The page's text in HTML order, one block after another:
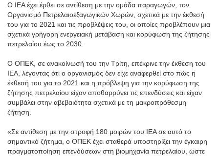
Ο IEA έχει έρθει σε αντίθεση με την ομάδα παραγωγών, τον
Οργανισμό Πετρελαιοεξαγωγικών Χωρών, σχετικά με την έκθεσή
του για το 2021 και τις προβλέψεις του, οι οποίες προβλέπουν μια
σχετικά γρήγορη ενεργειακή μετάβαση και κορύφωση της ζήτησης
πετρελαίου έως το 2030.
Ο ΟΠΕΚ, σε ανακοίνωσή του την Τρίτη, επέκρινε την έκθεση του
IEA, λέγοντας ότι ο οργανισμός δεν είχε αναφερθεί στο πώς η
έκθεσή του για το 2021 και η πρόβλεψη για την κορύφωση της
ζήτησης πετρελαίου είχαν αποθαρρύνει τις επενδύσεις και είχαν
συμβάλει στην αβεβαιότητα σχετικά με τη μακροπρόθεσμη
ζήτηση.
«Σε αντίθεση με την στροφή 180 μοιρών του IEA σε αυτό το
σημαντικό ζήτημα, ο ΟΠΕΚ έχει σταθερά υποστηρίξει την έγκαιρη
πραγματοποίηση επενδύσεων στη βιομηχανία πετρελαίου, ώστε